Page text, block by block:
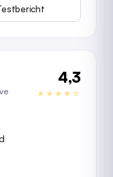
4,3
★★★★☆